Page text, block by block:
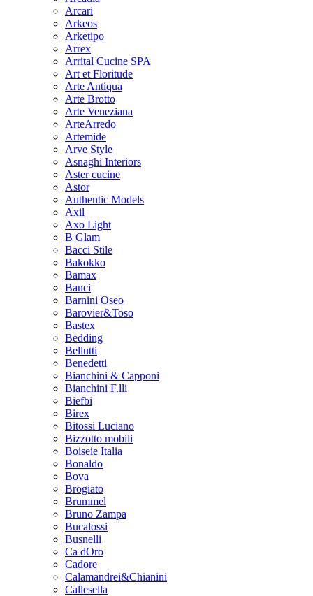
Arcari
Arkeos
Arketipo
Arrex
Arrital Cucine SPA
Art et Floritude
Arte Antiqua
Arte Brotto
Arte Veneziana
ArteArredo
Artemide
Arve Style
Asnaghi Interiors
Aster cucine
Astor
Authentic Models
Axil
Axo Light
B Glam
Bacci Stile
Bakokko
Bamax
Banci
Barnini Oseo
Barovier&Toso
Bastex
Bedding
Bellutti
Benedetti
Bianchini & Capponi
Bianchini F.lli
Biefbi
Birex
Bitossi Luciano
Bizzotto mobili
Boiseie Italia
Bonaldo
Bova
Brogiato
Brummel
Bruno Zampa
Bucalossi
Busnelli
Ca dOro
Cadore
Calamandrei&Chianini
Callesella